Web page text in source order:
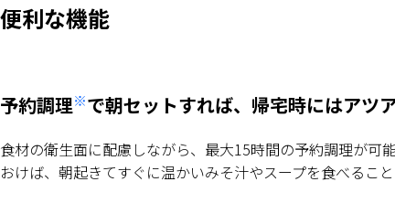
便利な機能
予約調理※で朝セットすれば、帰宅時にはアツ
食材の衛生面に配慮しながら、最大15時間の予約調理が可
おけば、朝起きてすぐに温かいみそ汁やスープを食べること